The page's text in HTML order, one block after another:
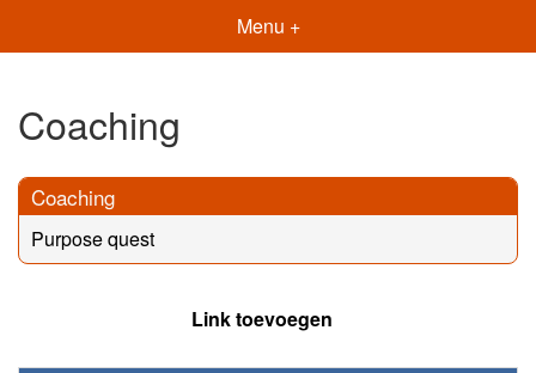
Menu +
Coaching
Coaching
Purpose quest
Link toevoegen